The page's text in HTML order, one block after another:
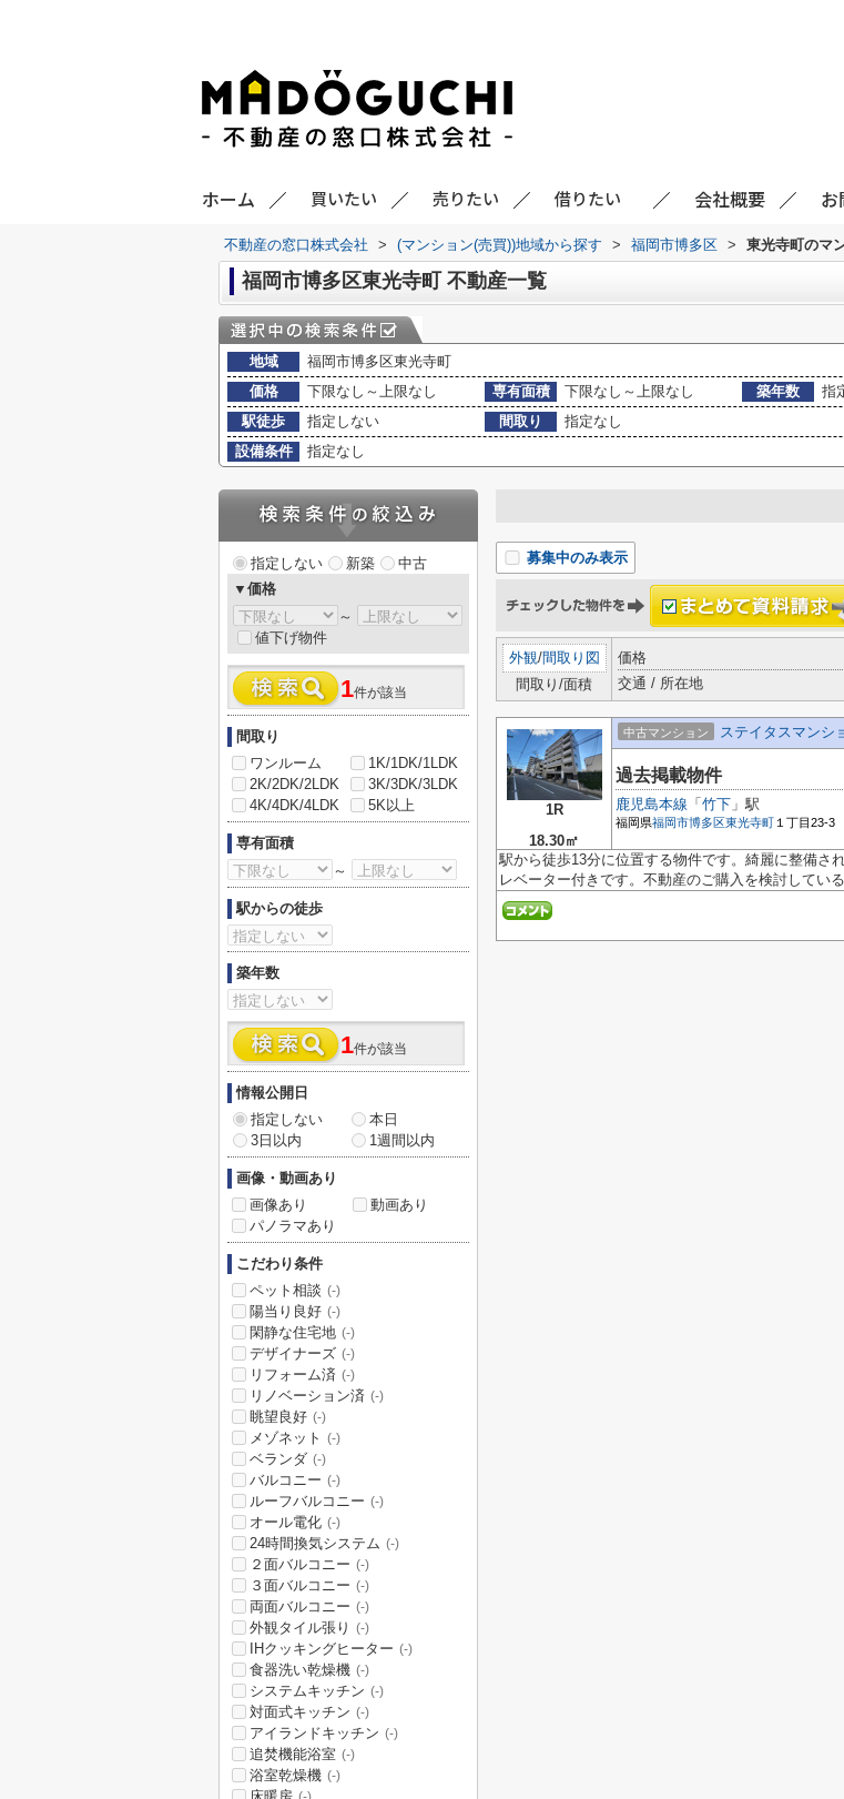
ホーム 買いたい 売りたい 借りたい 会社概要 お
不動産の窓口株式会社 > (マンション(売買))地域から探す > 福岡市博多区 > 東光寺町のマ
福岡市博多区東光寺町 不動産一覧
地域
福岡市博多区東光寺町
価格
下限なし～上限なし 専有面積 下限なし～上限なし 築年数
指
駅徒歩
指定しない 間取り
指定なし
設備条件
指定なし
募集中のみ表示
外観/間取り図
間取り/面積
価格
交通 / 所在地
1R
18.30㎡
中古マンション ステイタスマンシ
過去掲載物件
鹿児島本線 「 竹下 」駅
福岡県福岡市博多区東光寺町 １丁目23-3
駅から徒歩13分に位置する物件です。綺麗に整備さ
レベーター付きです。不動産のご購入を検討してい
指定しない 新築
中古
▼価格
～
値下げ物件
1件が該当
間取り
ワンルーム
1K/1DK/1LDK
2K/2DK/2LDK
3K/3DK/3LDK
4K/4DK/4LDK
5K以上
専有面積
～
駅からの徒歩
築年数
1件が該当
情報公開日
指定しない
本日
3日以内
1週間以内
画像・動画あり
画像あり
動画あり
パノラマあり
こだわり条件
ペット相談 (-)
陽当り良好 (-)
閑静な住宅地 (-)
デザイナーズ (-)
リフォーム済 (-)
リノベーション済 (-)
眺望良好 (-)
メゾネット (-)
ベランダ (-)
バルコニー (-)
ルーフバルコニー (-)
オール電化 (-)
24時間換気システム (-)
２面バルコニー (-)
３面バルコニー (-)
両面バルコニー (-)
外観タイル張り (-)
IHクッキングヒーター (-)
食器洗い乾燥機 (-)
システムキッチン (-)
対面式キッチン (-)
アイランドキッチン (-)
追焚機能浴室 (-)
浴室乾燥機 (-)